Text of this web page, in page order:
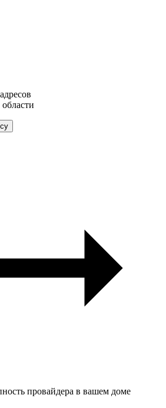
провайдера в вашем доме